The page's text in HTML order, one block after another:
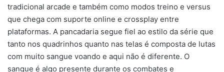
tradicional arcade e também como modos treino e versus
que chega com suporte online e crossplay entre
plataformas. A pancadaria segue fiel ao estilo da série que
tanto nos quadrinhos quanto nas telas é composta de lutas
com muito sangue voando e aqui não é diferente. O
sangue é algo presente durante os combates e